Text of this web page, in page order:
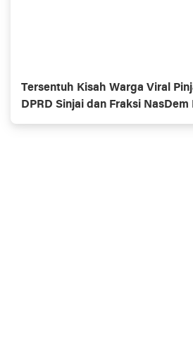
Tersentuh Kisah Warga Viral
DPRD Sinjai dan Fraksi